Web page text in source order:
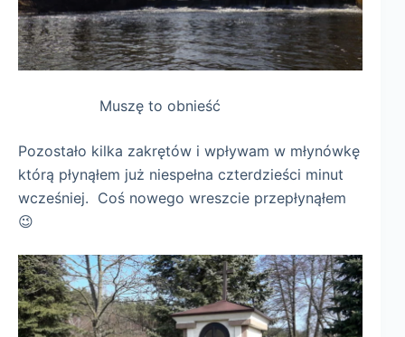
Muszę to obnieść
Pozostało kilka zakrętów i wpływam w młynówkę
którą płynąłem już niespełna czterdzieści minut
wcześniej. Coś nowego wreszcie przepłynąłem
😉